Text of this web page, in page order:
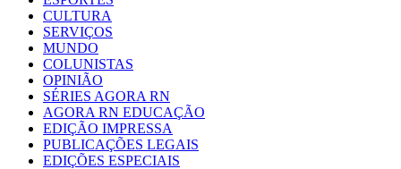
CULTURA
SERVIÇOS
MUNDO
COLUNISTAS
OPINIÃO
SÉRIES AGORA RN
AGORA RN EDUCAÇÃO
EDIÇÃO IMPRESSA
PUBLICAÇÕES LEGAIS
EDIÇÕES ESPECIAIS